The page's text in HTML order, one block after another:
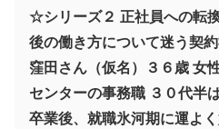
☆シリーズ２ 正社員への転
後の働き方について迷う契約
窪田さん（仮名）３６歳
センターの事務職 ３０代半
卒業後、就職氷河期に運よ